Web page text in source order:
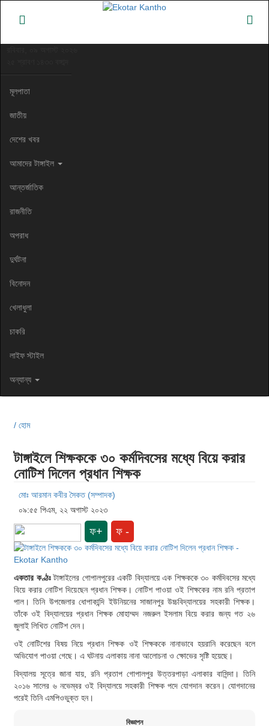
মূলপাতা
জাতীয়
দেশের খবর
আমাদের টাঙ্গাইল
আন্তর্জাতিক
রাজনীতি
অপরাধ
দুর্ঘটনা
বিনোদন
খেলাধুলা
চাকরি
লাইফ স্টাইল
অন্যান্য
/ হোম
টাঙ্গাইলে শিক্ষককে ৩০ কর্মদিবসের মধ্যে বিয়ে করার
নোটিশ দিলেন প্রধান শিক্ষক
মোঃ আরমান কবীর সৈকত (সম্পাদক)
০৯:৫৫ পিএম, ২২ অগাস্ট ২০২৩
ফ+ ফ -
একতার কণ্ঠঃটাঙ্গাইলের গোপালপুরের একটি বিদ্যালয়ে এক শিক্ষককে ৩০ কর্মদিবসের মধ্যে
বিয়ে করার নোটিশ দিয়েছেন প্রধান শিক্ষক। নোটিশ পাওয়া ওই শিক্ষকের নাম রনি প্রতাপ
পাল। তিনি উপজেলার ধোপাকান্দি ইউনিয়নের সাজানপুর উচ্চবিদ্যালয়ের সহকারী শিক্ষক।
তাঁকে ওই বিদ্যালয়ের প্রধান শিক্ষক মোহাম্মদ নজরুল ইসলাম বিয়ে করার জন্য গত ২৬
জুলাই লিখিত নোটিশ দেন।
ওই নোটিশের বিষয় নিয়ে প্রধান শিক্ষক ওই শিক্ষককে নানাভাবে হয়রানি করেছেন বলে
অভিযোগ পাওয়া গেছে। এ ঘটনায় এলাকায় নানা আলোচনা ও ক্ষোভের সৃষ্টি হয়েছে।
বিদ্যালয় সূত্রে জানা যায়, রনি প্রতাপ গোপালপুর উত্তরপাড়া এলাকার বাসিন্দা। তিনি
২০১৬ সালের ৬ নভেম্বর ওই বিদ্যালয়ে সহকারী শিক্ষক পদে যোগদান করেন। যোগদানের
পরেই তিনি এমপিওভুক্ত হন।
বিজ্ঞাপন